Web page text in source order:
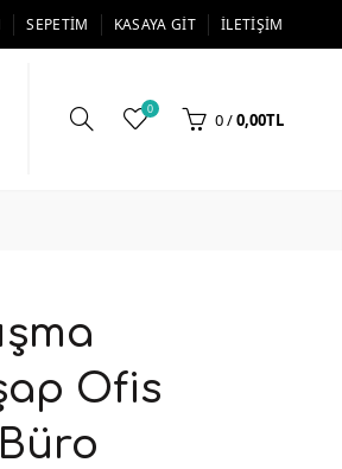
SEPETIM KASAYA GIT İLETIŞIM
0 0/0,00TL
Ofis